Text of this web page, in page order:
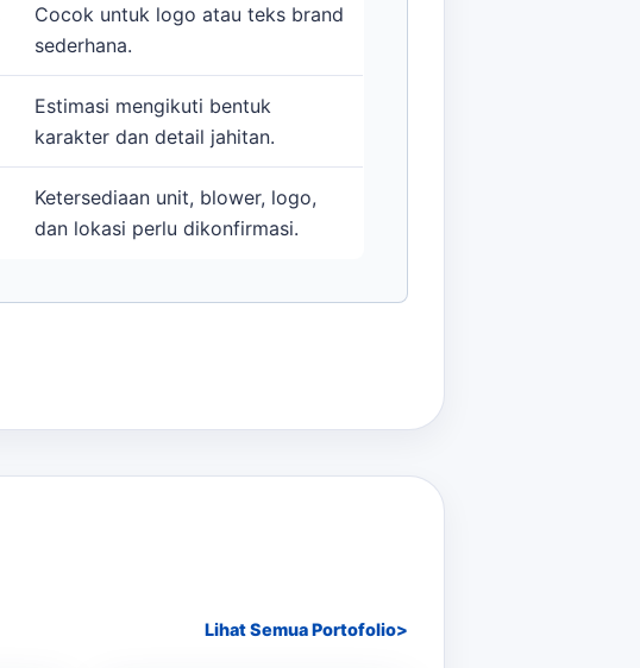
Cocok untuk logo atau teks brand
sederhana.
Estimasi mengikuti bentuk
karakter dan detail jahitan.
Ketersediaan unit, blower, logo,
dan lokasi perlu dikonfirmasi.
Lihat Semua Portofolio